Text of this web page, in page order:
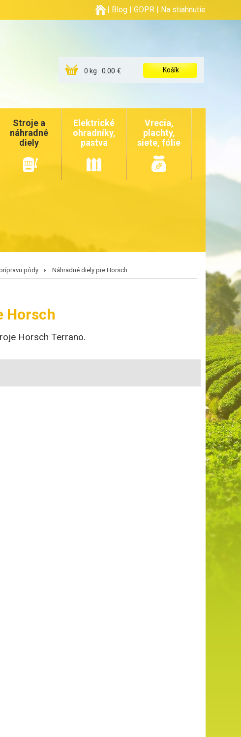
| Blog | GDPR | Na stiahnutie
0 kg 0.00 € Košík
Stroje a
náhradné
diely
Elektrické
ohradníky,
pastva
Vrecia,
plachty,
siete, fólie
pôdy Náhradné diely pre Horsch
Horsch
Horsch Terrano.